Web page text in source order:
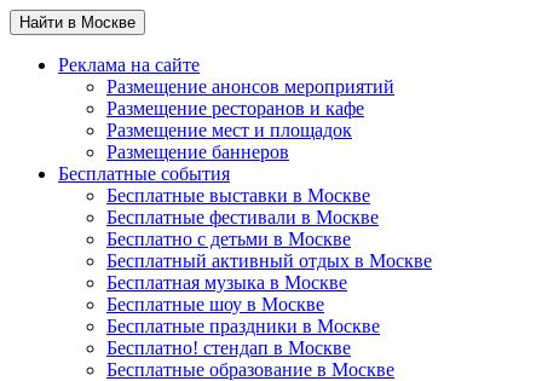
Найти в Москве
Реклама на сайте
Размещение анонсов мероприятий
Размещение ресторанов и кафе
Размещение мест и площадок
Размещение баннеров
Бесплатные события
Бесплатные выставки в Москве
Бесплатные фестивали в Москве
Бесплатно с детьми в Москве
Бесплатный активный отдых в Москве
Бесплатная музыка в Москве
Бесплатные шоу в Москве
Бесплатные праздники в Москве
Бесплатно! стендап в Москве
Бесплатные образование в Москве